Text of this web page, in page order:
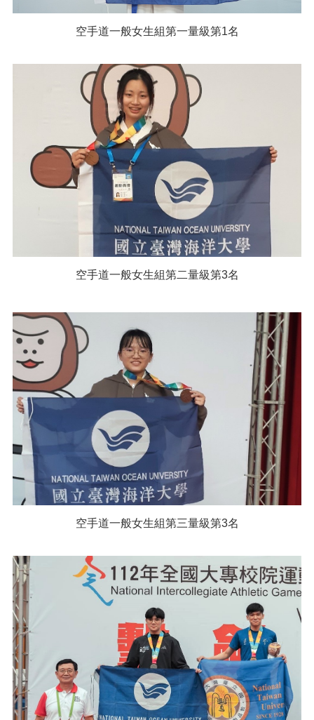
空手道一般女生組第一量級第1名
空手道一般女生組第二量級第3名
空手道一般女生組第三量級第3名